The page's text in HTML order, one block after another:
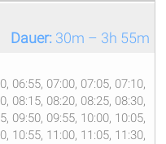
Dauer:30m – 3h 55m
06:55, 07:00, 07:05, 07:10,
08:15, 08:20, 08:25, 08:30,
09:50, 09:55, 10:00, 10:05,
10:55, 11:00, 11:05, 11:30,